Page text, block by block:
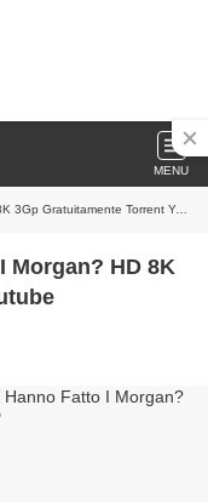
MENU
Gratuitamente Torrent Youtube
Morgan? HD 8K